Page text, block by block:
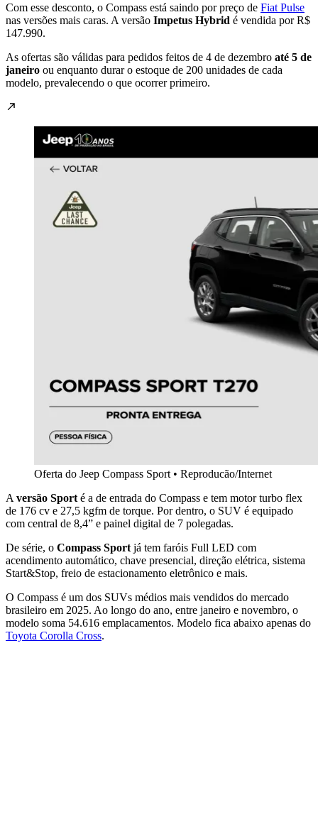
Com esse desconto, o Compass está saindo por preço de Fiat Pulse
nas versões mais caras. A versão Impetus Hybrid é vendida por R$
147.990.
As ofertas são válidas para pedidos feitos de 4 de dezembro até 5 de
janeiro ou enquanto durar o estoque de 200 unidades de cada
modelo, prevalecendo o que ocorrer primeiro.
Oferta do Jeep Compass Sport • Reproducão/Internet
A versão Sport é a de entrada do Compass e tem motor turbo flex
de 176 cv e 27,5 kgfm de torque. Por dentro, o SUV é equipado
com central de 8,4” e painel digital de 7 polegadas.
De série, o Compass Sport já tem faróis Full LED com
acendimento automático, chave presencial, direção elétrica, sistema
Start&Stop, freio de estacionamento eletrônico e mais.
O Compass é um dos SUVs médios mais vendidos do mercado
brasileiro em 2025. Ao longo do ano, entre janeiro e novembro, o
modelo soma 54.616 emplacamentos. Modelo fica abaixo apenas do
Toyota Corolla Cross.